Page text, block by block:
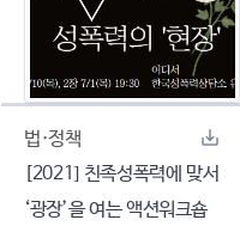
법·정책
[2021] 친족성폭력에 맞서
‘광장’을 여는 액션워크숍